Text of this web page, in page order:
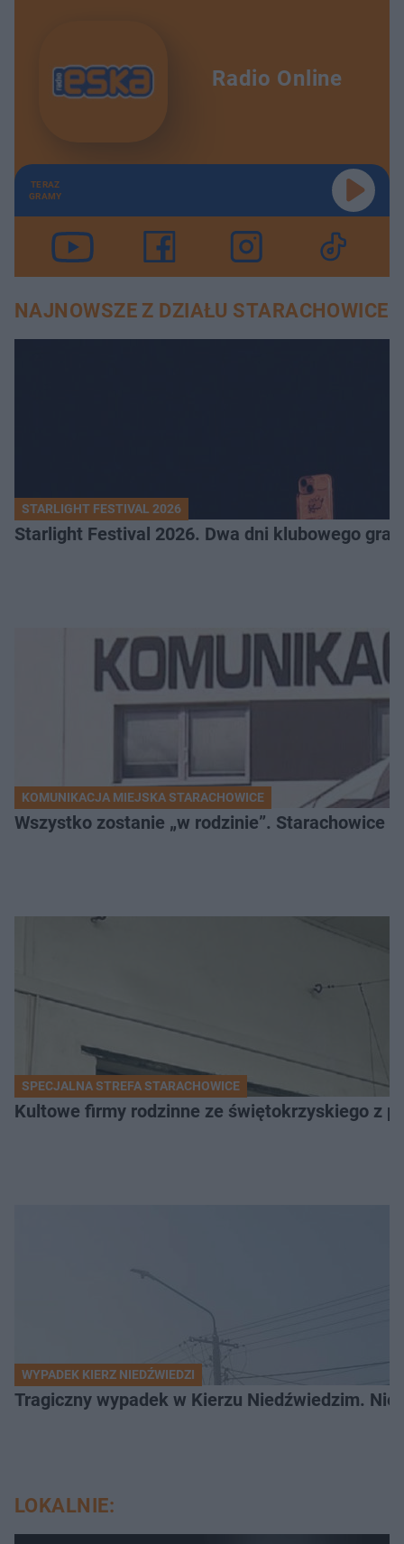
Radio Online
TERAZ
GRAMY
NAJNOWSZE Z DZIAŁU STARACHOWICE
STARLIGHT FESTIVAL 2026
Starlight Festival 2026. Dwa dni klubowego
KOMUNIKACJA MIEJSKA STARACHOWICE
Wszystko zostanie „w rodzinie”. Starachowice
SPECJALNA STREFA STARACHOWICE
Kultowe firmy rodzinne ze świętokrzyskiego z
WYPADEK KIERZ NIEDŹWIEDZI
Tragiczny wypadek w Kierzu Niedźwiedzim.
LOKALNIE: